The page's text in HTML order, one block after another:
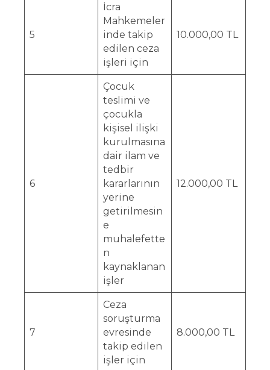
5
İcra
Mahkemeler
inde takip
edilen ceza
işleri için
10.000,00 TL
6
Çocuk
teslimi ve
çocukla
kişisel ilişki
kurulmasına
dair ilam ve
tedbir
kararlarının
yerine
getirilmesin
e
muhalefette
n
kaynaklanan
işler
12.000,00 TL
7
Ceza
soruşturma
evresinde
takip edilen
işler için
8.000,00 TL